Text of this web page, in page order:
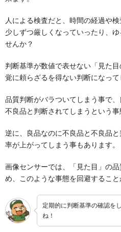
人による検査だと、時間の経過や
少しずつ厳しくなっていったり、
せんか？
判断基準が数値で表せない「見た
覚に頼らざるを得ない判断になって
品質判断がバラついてしまう事で
不良品と判断されてしまうという事
逆に、良品なのに不良品と不良品
率が上がってしまう事もあります。
画像センサーでは、「見た目」の
め、このような事態を回避すること
定期的に判断基準の確認を
ね！